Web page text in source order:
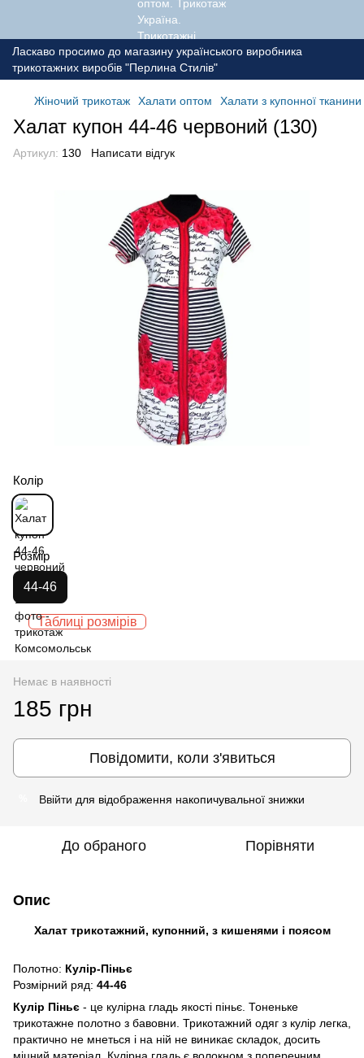
Ласкаво просимо до магазину українського виробника
трикотажних виробів "Перлина Стилів"
Жіночий трикотаж Халати оптом Халати з купонної тканини
Халат купон 44-46 червоний (130)
Артикул: 130 Написати відгук
Колір
Розмір
44-46
Таблиці розмірів
Немає в наявності
185 грн
Повідомити, коли з'явиться
Ввійти для відображення накопичувальної знижки
До обраного Порівняти
Опис
Халат трикотажний, купонний, з кишенями і поясом
Полотно: Кулір-Піньє
Розмірний ряд: 44-46
Кулір Піньє - це кулірна гладь якості піньє. Тоненьке
трикотажне полотно з бавовни. Трикотажний одяг з кулір легка,
практично не мнеться і на ній не виникає складок, досить
міцний матеріал. Кулірна гладь є волокном з поперечним